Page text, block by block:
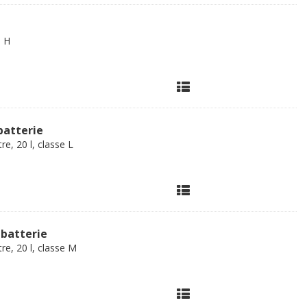
H
20 l, classe L
batterie
20 l, classe M